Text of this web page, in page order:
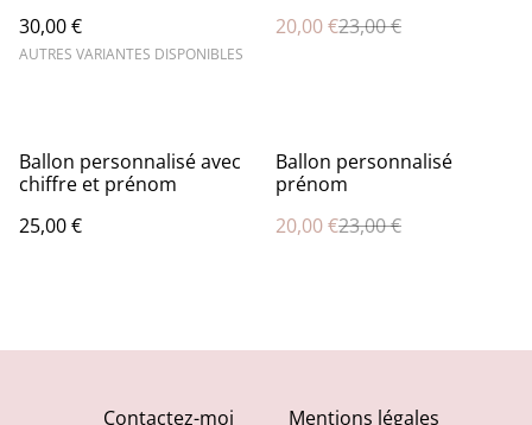
30,00 €
AUTRES VARIANTES DISPONIBLES
20,00 €23,00 €
Ballon personnalisé avec
chiffre et prénom
25,00 €
%
Ballon personnalisé
prénom
20,00 €23,00 €
Contactez-moi Mentions légales